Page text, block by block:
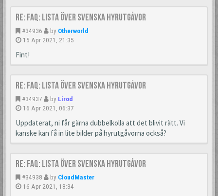
Re: FAQ: Lista över svenska hyrutgåvor
#34936 by Otherworld
15 Apr 2021, 21:35
Fint!
Re: FAQ: Lista över svenska hyrutgåvor
#34937 by Lirod
16 Apr 2021, 06:37
Uppdaterat, ni får gärna dubbelkolla att det blivit rätt. Vi
kanske kan få in lite bilder på hyrutgåvorna också?
Re: FAQ: Lista över svenska hyrutgåvor
#34938 by CloudMaster
16 Apr 2021, 18:34